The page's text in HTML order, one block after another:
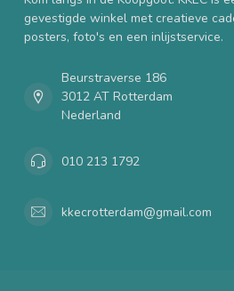
gevestigde winkel met creatieve
posters, foto's en een inlijstservice.
Beurstraverse 186
3012 AT Rotterdam
Nederland
010 213 1792
kkecrotterdam@gmail.com